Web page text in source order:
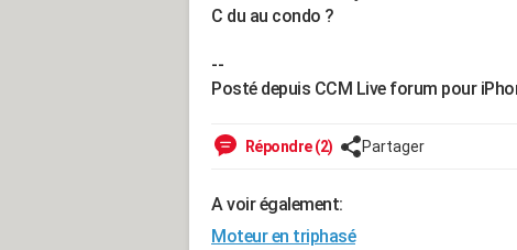
C du au condo ?
--
Posté depuis CCM Live forum pour
Répondre (2) Partager
A voir également:
Moteur en triphasé